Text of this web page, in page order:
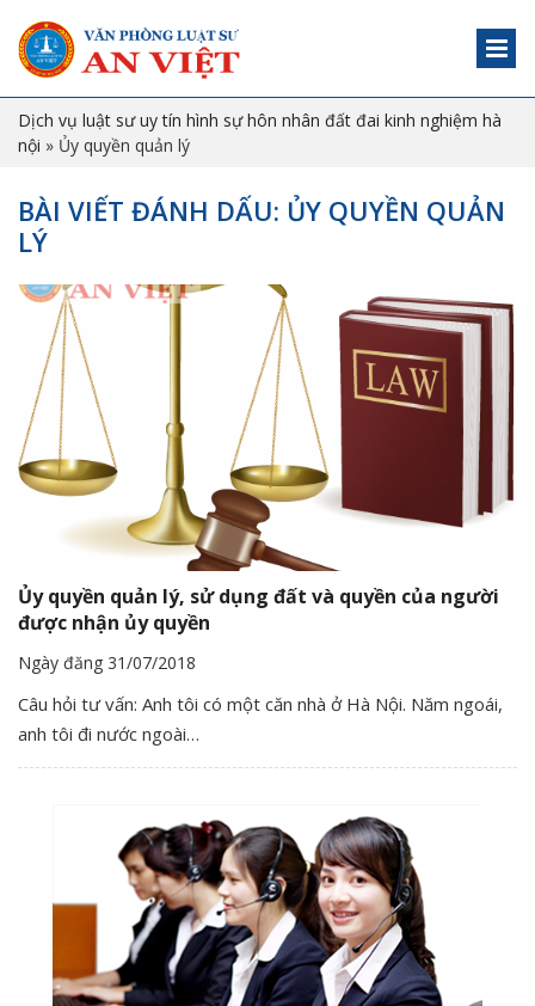
Dịch vụ luật sư uy tín hình sự hôn nhân đất đai kinh nghiệm hà
nội » Ủy quyền quản lý
BÀI VIẾT ĐÁNH DẤU: ỦY QUYỀN QUẢN
LÝ
Ủy quyền quản lý, sử dụng đất và quyền của người
được nhận ủy quyền
Ngày đăng 31/07/2018
Câu hỏi tư vấn: Anh tôi có một căn nhà ở Hà Nội. Năm ngoái,
anh tôi đi nước ngoài…